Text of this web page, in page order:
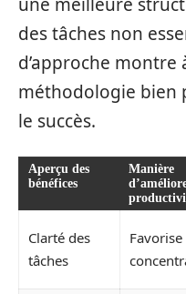
une meilleure
des tâches non
d’approche
méthodologie bien
le succès.
Aperçu des
bénéfices
Manière
Clarté des
tâches
Favorise